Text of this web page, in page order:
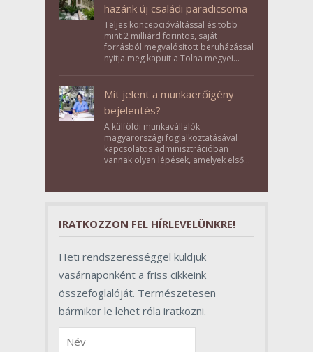
hazánk új családi paradicsoma
Teljes koncepcióváltással és több
mint 2 milliárd forintos, saját
forrásból megvalósított beruházással
nyitja meg kapuit a Tolna megyei
Mit jelent a munkaerőigény
bejelentés?
A külföldi munkavállalók
magyarországi foglalkoztatásával
kapcsolatos adminisztrációban
vannak olyan lépések, amelyek első
szerepet töltenek be az egész
IRATKOZZON FEL HÍRLEVELÜNKRE!
Heti rendszerességgel küldjük
vasárnaponként a friss cikkeink
összefoglalóját. Természetesen
bármikor le lehet róla iratkozni.